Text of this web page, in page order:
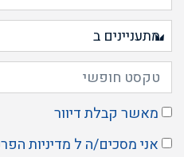
מאשר קבלת דיוור
אני מסכים/ה ל מדיניות